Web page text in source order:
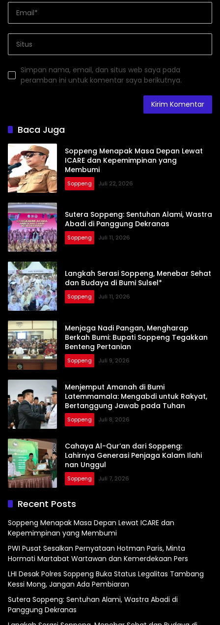
Simpan nama, email, dan situs web saya pada
peramban ini untuk komentar saya berikutnya.
Baca Juga
Soppeng Menapak Masa Depan Lewat
ICARE dan Kepemimpinan yang
Membumi
Soppeng Juli 22, 2026
Sutera Soppeng: Sentuhan Alami, Wastra
Abadi di Panggung Dekranas
Soppeng Juli 11, 2026
Langkah Serasi Soppeng, Menebar Sehat
dan Budaya di Bumi Sulsel*
Soppeng Juli 11, 2026
Menjaga Nadi Pangan, Mengharap
Berkah Bumi: Bupati Soppeng Tegakkan
Benteng Pertanian
Soppeng Juli 9, 2026
Menjemput Amanah di Bumi
Latemmamala: Mengabdi untuk Rakyat,
Bertanggung Jawab pada Tuhan
Soppeng Juli 8, 2026
Cahaya Al-Qur’an dari Soppeng:
Lahirnya Generasi Penjaga Kalam Ilahi
nan Unggul
Soppeng Juli 7, 2026
Recent Posts
Soppeng Menapak Masa Depan Lewat ICARE dan
Kepemimpinan yang Membumi
PWI Pusat Sesalkan Pernyataan Hotman Paris, Minta
Hormati Martabat Wartawan dan Kemerdekaan Pers
LHI Desak Polres Soppeng Buka Status Legalitas Tambang
Kessi Mong, Jangan Ada Pembiaran
Sutera Soppeng: Sentuhan Alami, Wastra Abadi di
Panggung Dekranas